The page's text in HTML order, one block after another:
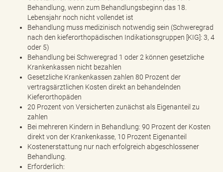
Behandlung, wenn zum Behandlungsbeginn das 18.
Lebensjahr noch nicht vollendet ist
Behandlung muss medizinisch notwendig sein (Schweregrad
nach den kieferorthopädischen Indikationsgruppen [KIG]: 3, 4
oder 5)
Behandlung bei Schweregrad 1 oder 2 können gesetzliche
Krankenkassen nicht bezahlen
Gesetzliche Krankenkassen zahlen 80 Prozent der
vertragsärztlichen Kosten direkt an behandelnden
Kieferorthopäden
20 Prozent von Versicherten zunächst als Eigenanteil zu
zahlen
Bei mehreren Kindern in Behandlung: 90 Prozent der Kosten
direkt von der Krankenkasse, 10 Prozent Eigenanteil
Kostenerstattung nur nach erfolgreich abgeschlossener
Behandlung.
Erforderlich: